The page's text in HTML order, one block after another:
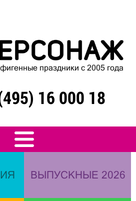
праздники с 2005 года
16 000 18
ВЫПУСКНЫЕ 2026